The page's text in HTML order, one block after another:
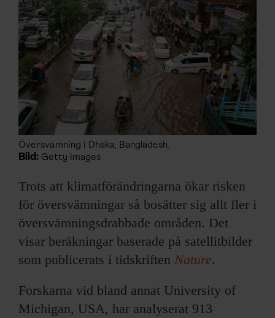
SKRIV I F&F
PRENUMERERA PÅ F&F
ANNONSERA I F&F
OM F&F
Översvämning i Dhaka, Bangladesh.
Bild: Getty images
Trots att klimatförändringarna ökar risken
för översvämningar så bosätter sig allt fler i
översvämningsdrabbade områden. Det
visar beräkningar baserade på satellitbilder
som publicerats i tidskriften Nature.
Forskarna vid bland annat University of
Michigan, USA, har analyserat 913